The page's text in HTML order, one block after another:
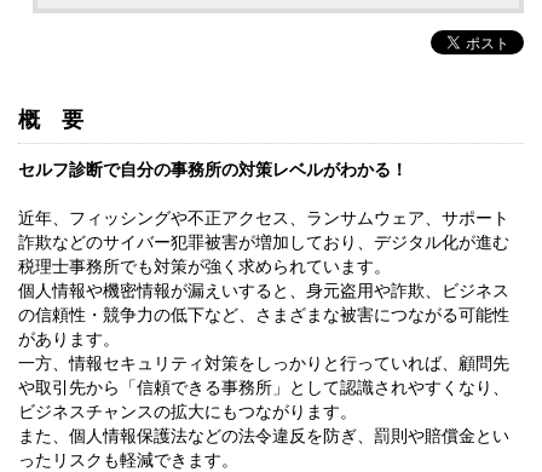
概要
セルフ診断で自分の事務所の対策レベルがわかる！
近年、フィッシングや不正アクセス、ランサムウェア、サポート
詐欺などのサイバー犯罪被害が増加しており、デジタル化が進む
税理士事務所でも対策が強く求められています。
個人情報や機密情報が漏えいすると、身元盗用や詐欺、ビジネス
の信頼性・競争力の低下など、さまざまな被害につながる可能性
があります。
一方、情報セキュリティ対策をしっかりと行っていれば、顧問先
や取引先から「信頼できる事務所」として認識されやすくなり、
ビジネスチャンスの拡大にもつながります。
また、個人情報保護法などの法令違反を防ぎ、罰則や賠償金とい
ったリスクも軽減できます。